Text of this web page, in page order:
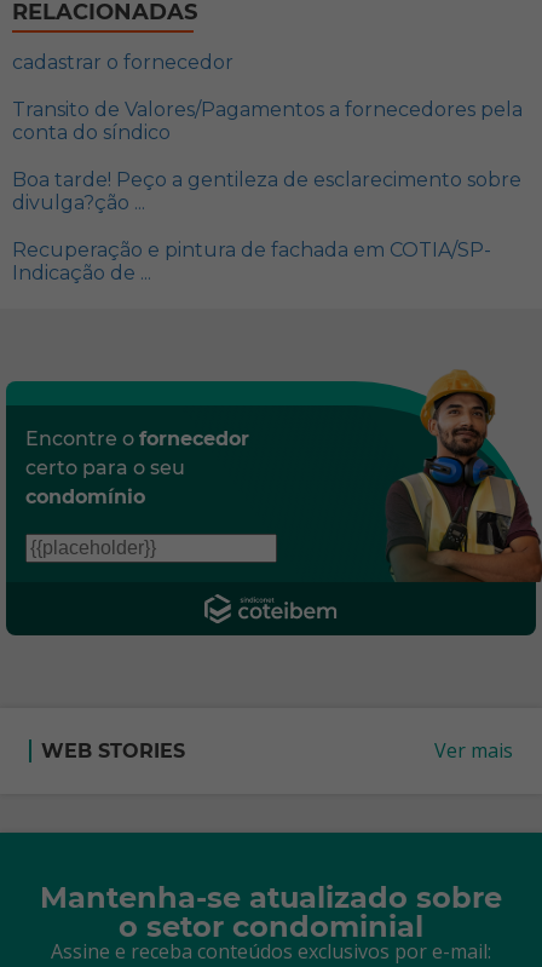
RELACIONADAS
cadastrar o fornecedor
Transito de Valores/Pagamentos a fornecedores pela
conta do síndico
Boa tarde! Peço a gentileza de esclarecimento sobre
divulga?ção ...
Recuperação e pintura de fachada em COTIA/SP-
Indicação de ...
Encontre o fornecedor
certo para o seu
condomínio
WEB STORIES Ver mais
Mantenha-se atualizado sobre
o setor condominial
Assine e receba conteúdos exclusivos por e-mail: